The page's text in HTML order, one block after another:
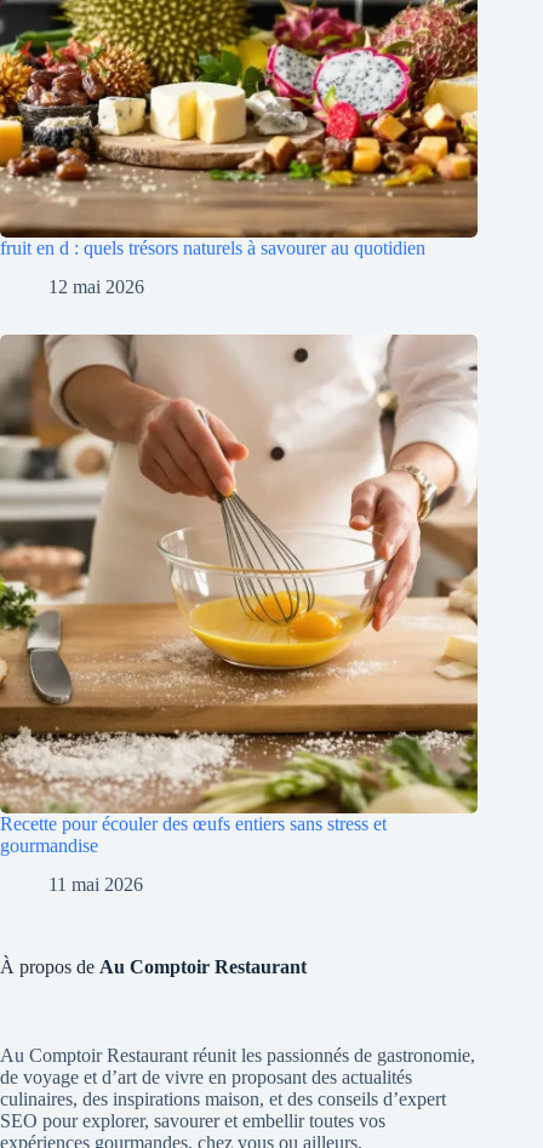
fruit en d : quels trésors naturels à savourer au quotidien
12 mai 2026
Recette pour écouler des œufs entiers sans stress et
gourmandise
11 mai 2026
À propos de Au Comptoir Restaurant
Au Comptoir Restaurant réunit les passionnés de gastronomie,
de voyage et d’art de vivre en proposant des actualités
culinaires, des inspirations maison, et des conseils d’expert
SEO pour explorer, savourer et embellir toutes vos
expériences gourmandes, chez vous ou ailleurs.